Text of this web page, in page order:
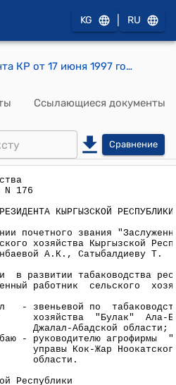
KG RU
Указ Президента КР от 17 июня 1997 года УП N 176 "О присвоении почетного звания "Заслуженный работник сельского хозяйства Кыргызской Республики" Осконбаевой А.К., Сатыбалдиеву Т."
Ссылающиеся документы
Сравнение